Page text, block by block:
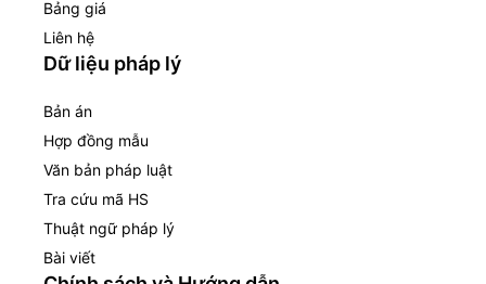
Bảng giá
Liên hệ
Dữ liệu pháp lý
Bản án
Hợp đồng mẫu
Văn bản pháp luật
Tra cứu mã HS
Thuật ngữ pháp lý
Bài viết